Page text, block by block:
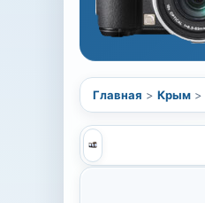
Главная > Крым >